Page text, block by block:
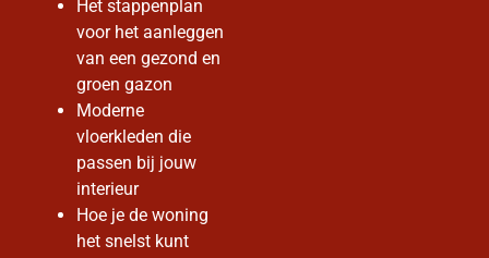
Het stappenplan
voor het aanleggen
van een gezond en
groen gazon
Moderne
vloerkleden die
passen bij jouw
interieur
Hoe je de woning
het snelst kunt